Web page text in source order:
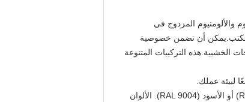
والألومنيوم المزدوج في
أن تضمن خصوصية
الخشبية. هذه التركيبات المتنوعة
لبيئة عملك.
إطار الحائط ‬ أرضية ضئيلة الحد الأدنى من المظهر ومسارات السقف لتأخذ طبقتين من الزجاج. الألوان القياسية هي الفضة (RAL 9006) أو الأسود (RAL 9004). الألوان